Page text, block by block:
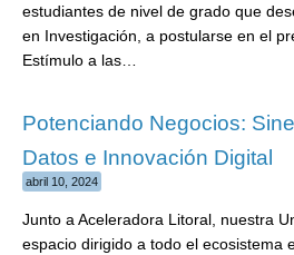
estudiantes de nivel de grado que
en Investigación, a postularse en el
Estímulo a las…
Potenciando Negocios:
Datos e Innovación Digital
abril 10, 2024
Junto a Aceleradora Litoral, nuestra
espacio dirigido a todo el ecosistema